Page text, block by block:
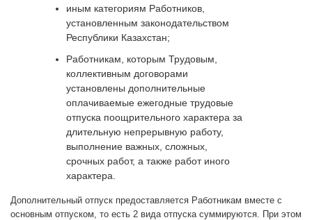
иным категориям Работников,
установленным законодательством
Республики Казахстан;
Работникам, которым Трудовым,
коллективным договорами
установлены дополнительные
оплачиваемые ежегодные трудовые
отпуска поощрительного характера за
длительную непрерывную работу,
выполнение важных, сложных,
срочных работ, а также работ иного
характера.
Дополнительный отпуск предоставляется Работникам вместе с
основным отпуском, то есть 2 вида отпуска суммируются. При этом